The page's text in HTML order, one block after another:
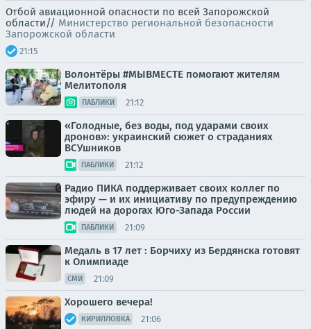
Отбой авиационной опасности по всей Запорожской
области// Министерство региональной безопасности
Запорожской области
21:15
Волонтёры #МЫВМЕСТЕ помогают жителям
Мелитополя
ПАБЛИКИ 21:12
«Голодные, без воды, под ударами своих
дронов»: украинский сюжет о страданиях
ВСУшников
ПАБЛИКИ 21:12
Радио ПИКА поддерживает своих коллег по
эфиру — и их инициативу по предупреждению
людей на дорогах Юго-Запада России
ПАБЛИКИ 21:09
Медаль в 17 лет : Борчиху из Бердянска готовят
к Олимпиаде
СМИ 21:09
Хорошего вечера!
КИРИЛЛОВКА 21:06